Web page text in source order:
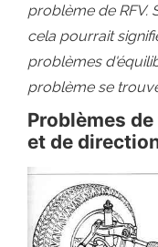
problème de RFV.
cela pourrait
problèmes
problème se
Problèmes
et de